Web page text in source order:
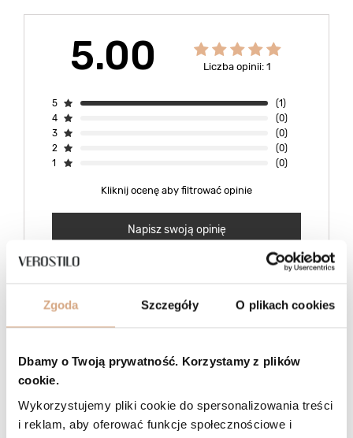
Zgoda Szczegóły O plikach cookies
Dbamy o Twoją prywatność. Korzystamy z plików
cookie.
Wykorzystujemy pliki cookie do spersonalizowania treści
i reklam, aby oferować funkcje społecznościowe i
5.00 Liczba opinii: 1
5
(1)
4
(0)
3
(0)
2
(0)
1
(0)
Kliknij ocenę aby filtrować opinie
Napisz swoją opinię
Odcień: czarny
najwyższym poziomie elegancji i solidnego wykonania, bardzo
dobrej jakości skóra. Torebka jest nietuzinkowa, bardzo ładnie się
reprezentuje do każdej stylizacji. Jest pojemna i ma cztery
zasuwane kieszonki przez co mam w niej wszystko uporządkowane.
Polecam, warto kupić , spełnia wszystkie oczekiwania.